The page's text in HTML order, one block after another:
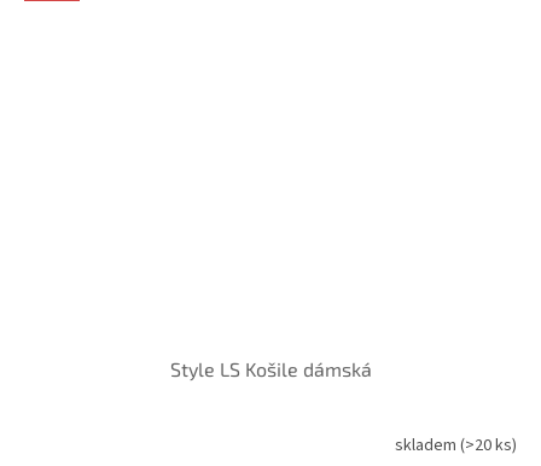
Style LS Košile dámská
skladem (>20 ks)